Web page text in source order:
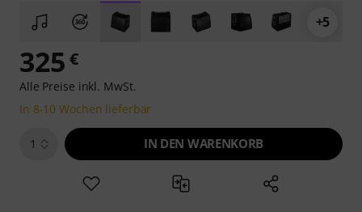
+5
325 €
Alle Preise inkl. MwSt.
In 8-10 Wochen lieferbar
1 IN DEN WARENKORB